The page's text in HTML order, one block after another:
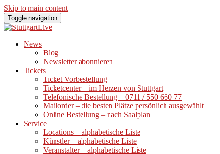
Skip to main content
Toggle navigation
News
Blog
Newsletter abonnieren
Tickets
Ticket Vorbestellung
Ticketcenter – im Herzen von Stuttgart
Telefonische Bestellung – 0711 / 550 660 77
Mailorder – die besten Plätze persönlich ausgewählt
Online Bestellung – nach Saalplan
Service
Locations – alphabetische Liste
Künstler – alphabetische Liste
Veranstalter – alphabetische Liste